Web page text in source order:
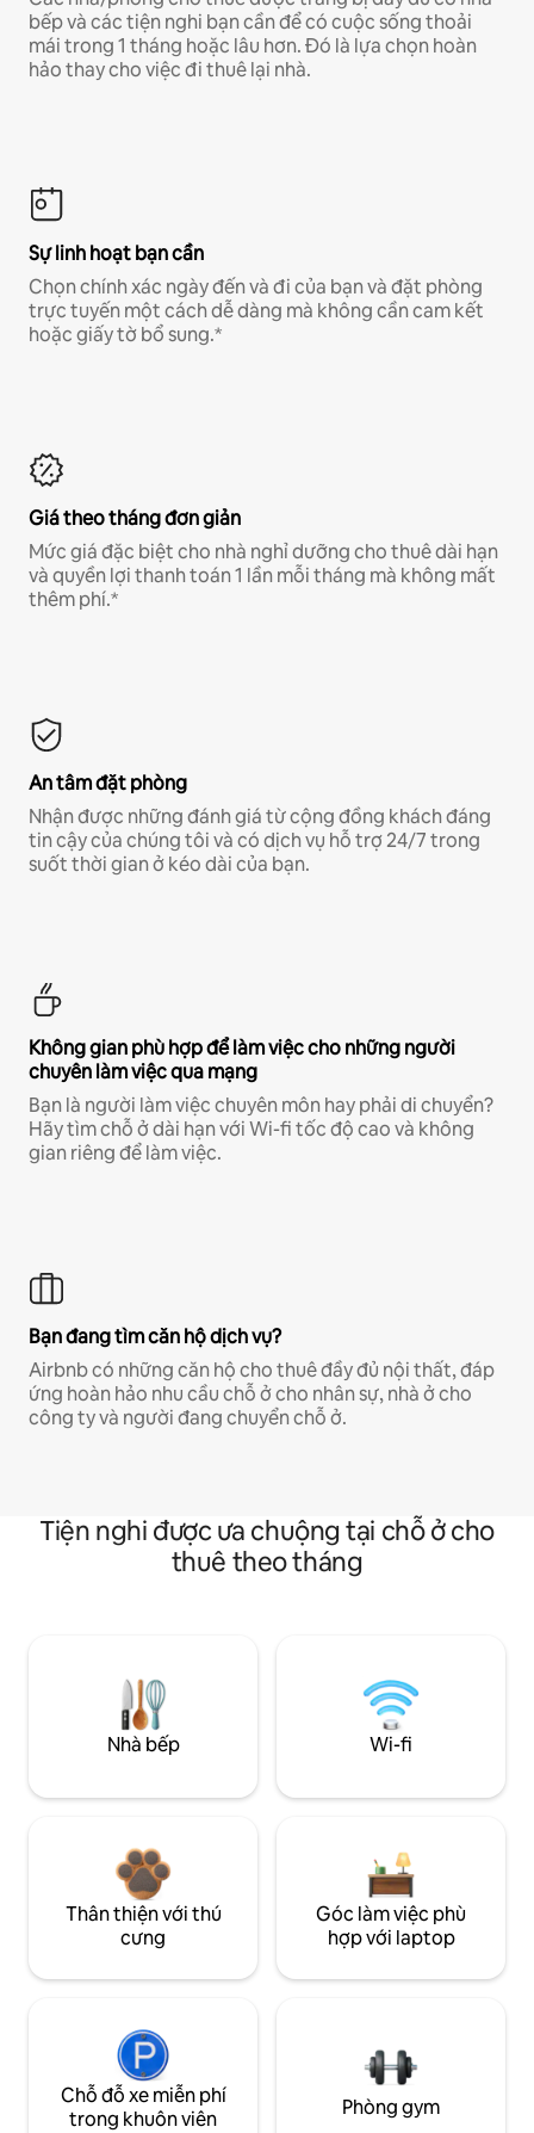
bếp và các tiện nghi bạn cần để có cuộc sống thoải
mái trong 1 tháng hoặc lâu hơn. Đó là lựa chọn hoàn
hảo thay cho việc đi thuê lại nhà.
Sự linh hoạt bạn cần
Chọn chính xác ngày đến và đi của bạn và đặt phòng
trực tuyến một cách dễ dàng mà không cần cam kết
hoặc giấy tờ bổ sung.*
Giá theo tháng đơn giản
Mức giá đặc biệt cho nhà nghỉ dưỡng cho thuê dài hạn
và quyền lợi thanh toán 1 lần mỗi tháng mà không mất
thêm phí.*
An tâm đặt phòng
Nhận được những đánh giá từ cộng đồng khách đáng
tin cậy của chúng tôi và có dịch vụ hỗ trợ 24/7 trong
suốt thời gian ở kéo dài của bạn.
Không gian phù hợp để làm việc cho những người
chuyên làm việc qua mạng
Bạn là người làm việc chuyên môn hay phải di chuyển?
Hãy tìm chỗ ở dài hạn với Wi-fi tốc độ cao và không
gian riêng để làm việc.
Bạn đang tìm căn hộ dịch vụ?
Airbnb có những căn hộ cho thuê đầy đủ nội thất, đáp
ứng hoàn hảo nhu cầu chỗ ở cho nhân sự, nhà ở cho
công ty và người đang chuyển chỗ ở.
Tiện nghi được ưa chuộng tại chỗ ở cho
thuê theo tháng
Nhà bếp Wi-fi
Thân thiện với thú
cưng
Góc làm việc phù
hợp với laptop
Chỗ đỗ xe miễn phí
trong khuôn viên
Phòng gym